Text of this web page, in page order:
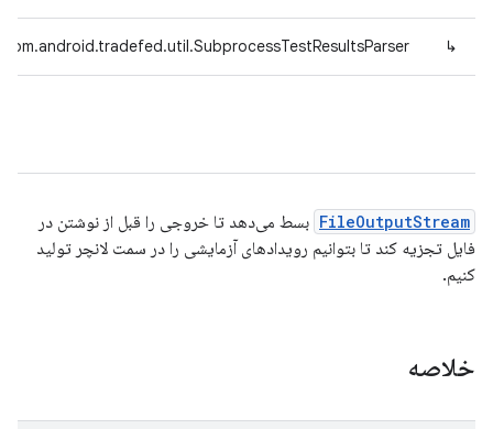
↳
com.android.tradefed.util.SubprocessTestResultsParser
FileOutputStream بسط می‌دهد تا خروجی را قبل از نوشتن در
فایل تجزیه کند تا بتوانیم رویدادهای آزمایشی را در سمت لانچر تولید
کنیم.
خلاصه